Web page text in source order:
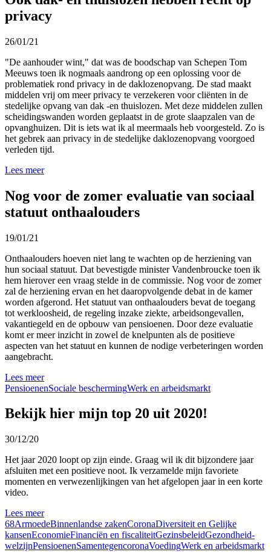
privacy
26/01/21
"De aanhouder wint," dat was de boodschap van Schepen Tom
Meeuws toen ik nogmaals aandrong op een oplossing voor de
problematiek rond privacy in de daklozenopvang. De stad maakt
middelen vrij om meer privacy te verzekeren voor cliënten in de
stedelijke opvang van dak -en thuislozen. Met deze middelen zullen
scheidingswanden worden geplaatst in de grote slaapzalen van de
opvanghuizen. Dit is iets wat ik al meermaals heb voorgesteld. Zo is
het gebrek aan privacy in de stedelijke daklozenopvang voorgoed
verleden tijd.
Lees meer
Nog voor de zomer evaluatie van sociaal
statuut onthaalouders
19/01/21
Onthaalouders hoeven niet lang te wachten op de herziening van
hun sociaal statuut. Dat bevestigde minister Vandenbroucke toen ik
hem hierover een vraag stelde in de commissie. Nog voor de zomer
zal de herziening ervan en het daaropvolgende debat in de kamer
worden afgerond. Het statuut van onthaalouders bevat de toegang
tot werkloosheid, de regeling inzake ziekte, arbeidsongevallen,
vakantiegeld en de opbouw van pensioenen. Door deze evaluatie
komt er meer inzicht in zowel de knelpunten als de positieve
aspecten van het statuut en kunnen de nodige verbeteringen worden
aangebracht.
Lees meer
PensioenenSociale beschermingWerk en arbeidsmarkt
Bekijk hier mijn top 20 uit 2020!
30/12/20
Het jaar 2020 loopt op zijn einde. Graag wil ik dit bijzondere jaar
afsluiten met een positieve noot. Ik verzamelde mijn favoriete
momenten en verwezenlijkingen van het afgelopen jaar in een korte
video.
Lees meer
68ArmoedeBinnenlandse zakenCoronaDiversiteit en Gelijke
kansenEconomieFinanciën en fiscaliteitGezinsbeleidGezondheid-
welzijnPensioenenSamentegencoronaVoedingWerk en arbeidsmarkt